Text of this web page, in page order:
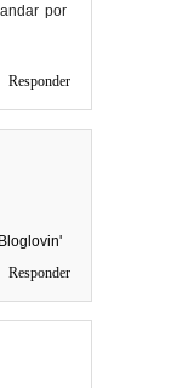
por
Responder
Bloglovin'
Responder